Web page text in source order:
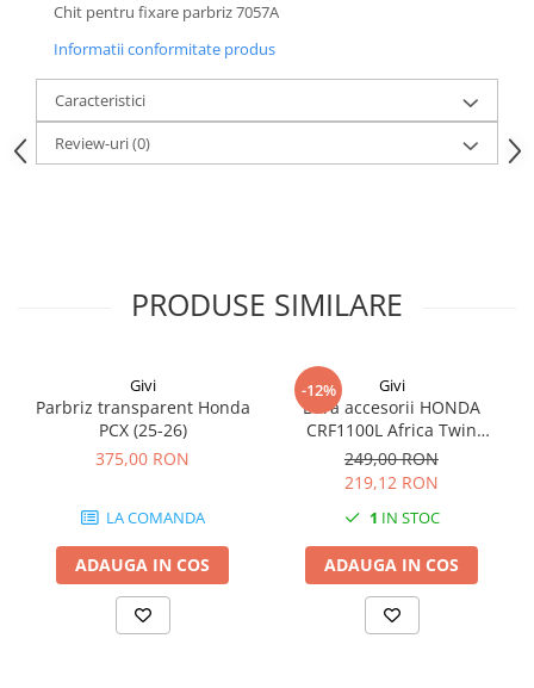
Chit pentru fixare parbriz 7057A
Informatii conformitate produs
Caracteristici
Review-uri(0)
PRODUSE SIMILARE
Givi
Parbriz transparent Honda
PCX (25-26)
375,00 RON
LA COMANDA
ADAUGA IN COS
-12% Givi
Bara accesorii HONDA
CRF1100L Africa Twin
Adventure Sports (20 - 23)
CRF1100L Africa Twin
Adventure Sports (24)
CRF1100L AFRICA TWIN (24)
CRF1100L Africa Twin (20 -
23)
249,00 RON
219,12 RON
1 IN STOC
ADAUGA IN COS